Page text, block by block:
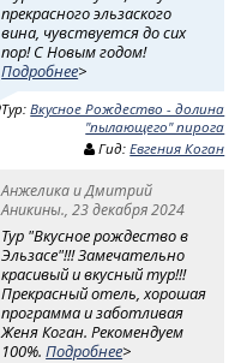
прекрасного эльзаского
вина, чувствуется до сих
пор! С Новым годом!
Подробнее>
Тур:Вкусное Рождество - долина
"пылающего" пирога
Гид:Евгения Коган
Анжелика и Дмитрий
Аникины., 23 декабря 2024
Тур "Вкусное рождество в
Эльзасе"!!! Замечательно
красивый и вкусный тур!!!
Прекрасный отель, хорошая
программа и заботливая
Женя Коган. Рекомендуем
100%.Подробнее>